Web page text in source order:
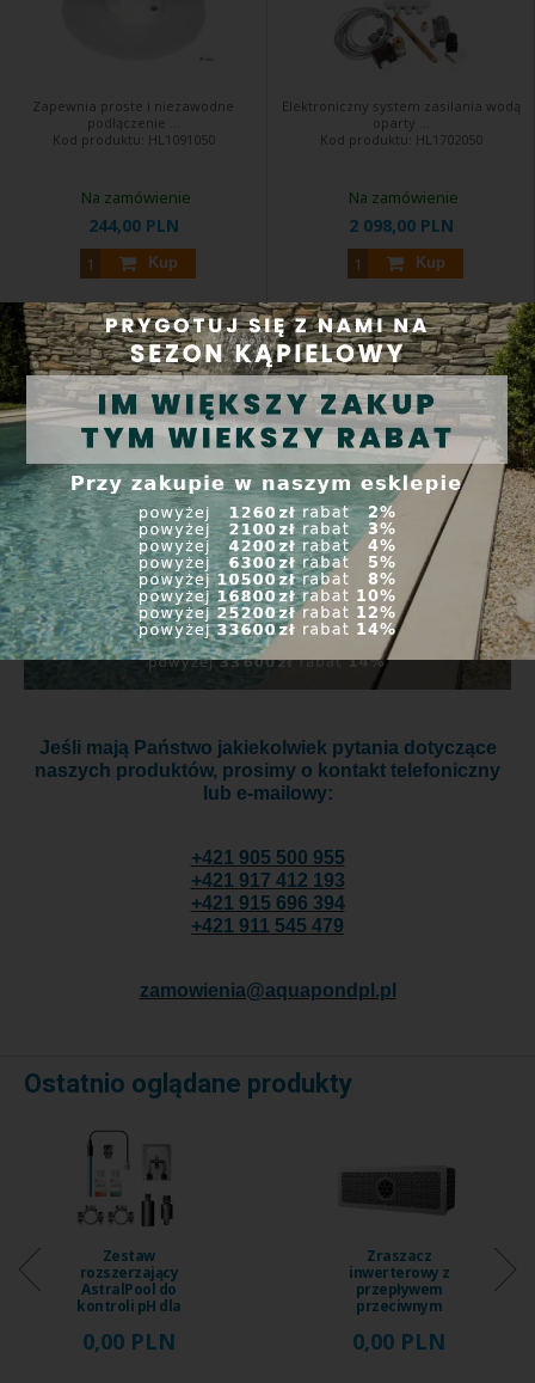
Zapewnia proste i niezawodne
podłączenie ...
Kod produktu: HL1091050
244,00 PLN
Kup
Na zamówienie
Elektroniczny system zasilania wodą
oparty ...
Kod produktu: HL1702050
2 098,00 PLN
Kup
Na zamówienie
Jeśli mają Państwo jakiekolwiek pytania dotyczące
naszych produktów, prosimy o kontakt telefoniczny
lub e-mailowy:
+421 905 500 955
+421 917 412 193
+421 915 696 394
+421 911 545 479
zamowienia@aquapondpl.pl
Ostatnio oglądane produkty
Zestaw
rozszerzający
AstralPool do
kontroli pH dla
morskiej ...
0,00 PLN
Zraszacz
inwerterowy z
przepływem
przeciwnym
Fix Jet, ...
0,00 PLN